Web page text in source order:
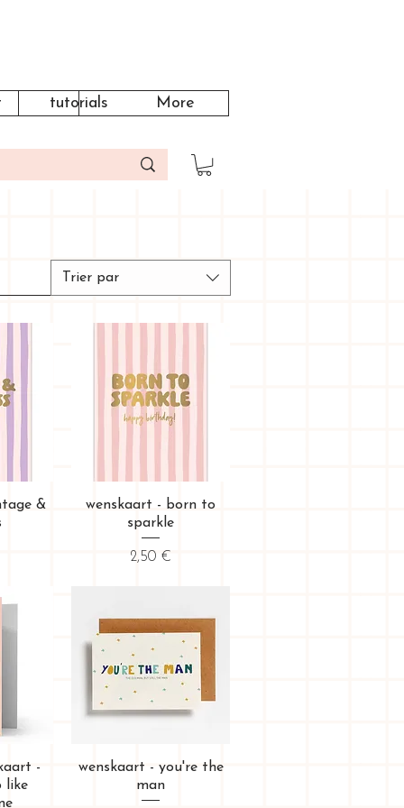
tutorials More
Trier par
&
Aperçu rapide
wenskaart - born to
sparkle
Prix
2,50 €
-
like
Aperçu rapide
wenskaart - you're the
man